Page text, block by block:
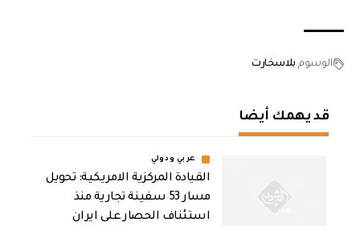
الوسوم بلاسخارت
قد يهمك أيضا
عربي ودولي
القيادة المركزية الامريكية: تحويل
مسار 53 سفينة تجارية منذ
استئناف الحصار على ايران